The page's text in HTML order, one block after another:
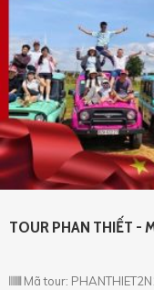
Xin mời Quý
Xin mời Quý
TOUR PHAN THIẾT -
Mã tour: